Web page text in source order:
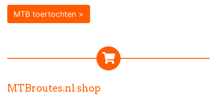
MTB toertochten >
MTBroutes.nl shop